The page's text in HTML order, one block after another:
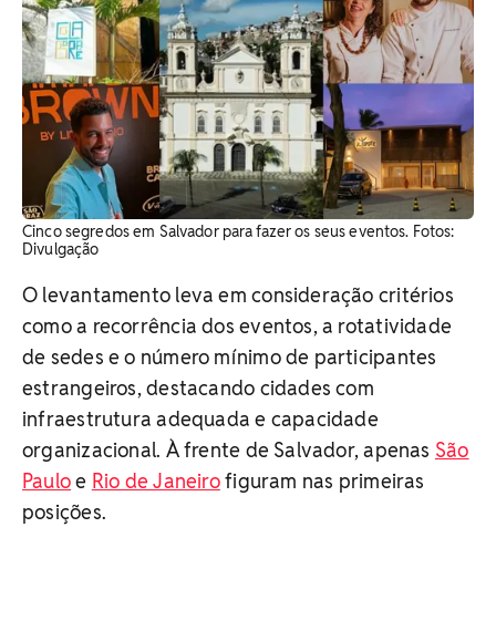
Cinco segredos em Salvador para fazer os seus eventos. ​Fotos:
Divulgação
O levantamento leva em consideração critérios
como a recorrência dos eventos, a rotatividade
de sedes e o número mínimo de participantes
estrangeiros, destacando cidades com
infraestrutura adequada e capacidade
organizacional. À frente de Salvador, apenas São
Pauloe Rio de Janeirofiguram nas primeiras
posições.